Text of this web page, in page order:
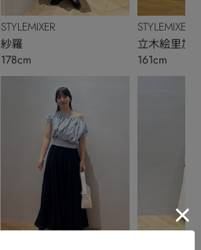
STYLEMIXER
紗羅
178cm
STYLEMIXER
立木絵里加
161cm